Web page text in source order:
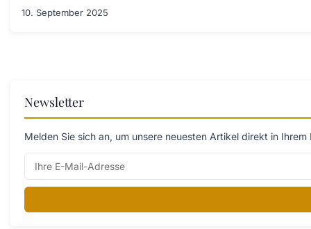
10. September 2025
Newsletter
Melden Sie sich an, um unsere neuesten Artikel direkt in